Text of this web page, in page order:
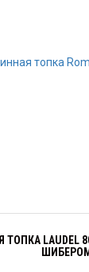
LAUDEL
ШИБЕРОМ